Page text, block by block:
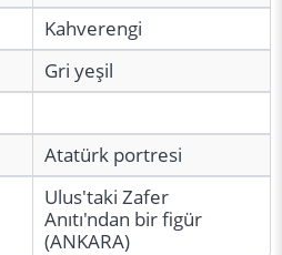
Kahverengi
Gri yeşil
Atatürk portresi
Ulus'taki Zafer
Anıtı'ndan bir figür
(ANKARA)